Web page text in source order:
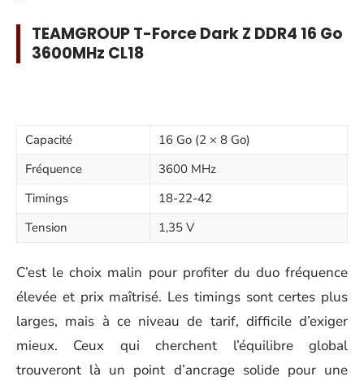
TEAMGROUP T-Force Dark Z DDR4 16 Go
3600MHz CL18
Capacité
16 Go (2 × 8 Go)
Fréquence
3600 MHz
Timings
18-22-42
Tension
1,35 V
C’est le choix malin pour profiter du duo fréquence
élevée et prix maîtrisé. Les timings sont certes plus
larges, mais à ce niveau de tarif, difficile d’exiger
mieux. Ceux qui cherchent l’équilibre global
trouveront là un point d’ancrage solide pour une